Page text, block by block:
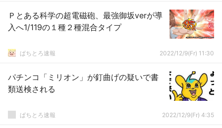
Ｐとある科学の超電磁砲、最強御坂verが導
入へ1/119の１種２種混合タイプ
ぱちとろ速報 2022/12/9(Fr) 11:30
パチンコ「ミリオン」が釘曲げの疑いで書
類送検される
ぱちとろ速報 2022/12/9(Fr) 4:35